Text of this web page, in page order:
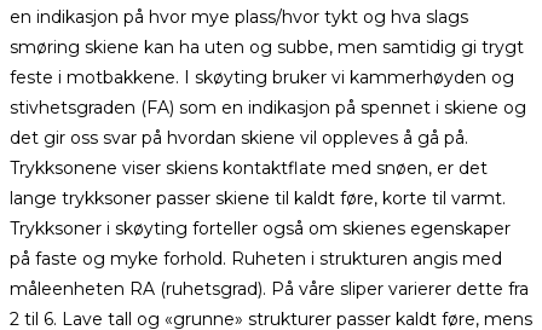
en indikasjon på hvor mye plass/hvor tykt og hva slags
smøring skiene kan ha uten og subbe, men samtidig gi trygt
feste i motbakkene. I skøyting bruker vi kammerhøyden og
stivhetsgraden (FA) som en indikasjon på spennet i skiene og
det gir oss svar på hvordan skiene vil oppleves å gå på.
Trykksonene viser skiens kontaktflate med snøen, er det
lange trykksoner passer skiene til kaldt føre, korte til varmt.
Trykksoner i skøyting forteller også om skienes egenskaper
på faste og myke forhold. Ruheten i strukturen angis med
måleenheten RA (ruhetsgrad). På våre sliper varierer dette fra
2 til 6. Lave tall og «grunne» strukturer passer kaldt føre, mens